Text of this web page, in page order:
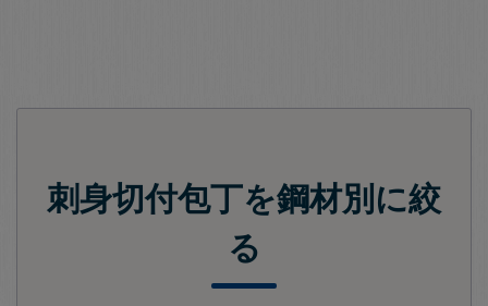
刺身切付包丁を鋼材別に絞
る